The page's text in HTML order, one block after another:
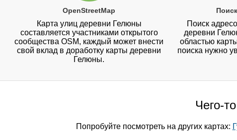
OpenStreetMap
Карта улиц деревни Гелюны
составляется участниками открытого
сообщества OSM, каждый может внести
свой вклад в доработку карты деревни
Гелюны.
Поиск
деревни
областью
поиска нужно
Чего-
Попробуйте посмотреть на других картах: